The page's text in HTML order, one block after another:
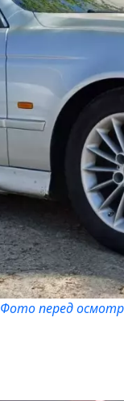
Фото перед